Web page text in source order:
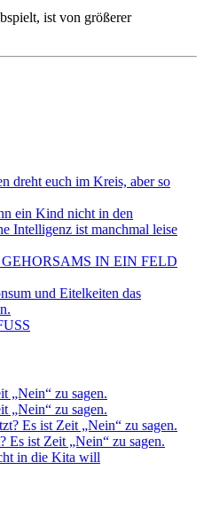
ist von größerer
dreht euch im Kreis, aber so
ein Kind nicht in den
Intelligenz ist manchmal leise
IN EIN FELD
und Eitelkeiten das
„Nein“ zu sagen.
„Nein“ zu sagen.
Es ist Zeit „Nein“ zu sagen.
Es ist Zeit „Nein“ zu sagen.
in die Kita will